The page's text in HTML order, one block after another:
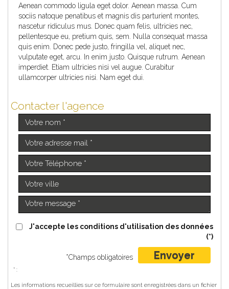
Aenean commodo ligula eget dolor. Aenean massa. Cum
sociis natoque penatibus et magnis dis parturient montes,
nascetur ridiculus mus. Donec quam felis, ultricies nec,
pellentesque eu, pretium quis, sem. Nulla consequat massa
quis enim. Donec pede justo, fringilla vel, aliquet nec,
vulputate eget, arcu. In enim justo. Quisque rutrum. Aenean
imperdiet. Etiam ultricies nisi vel augue. Curabitur
ullamcorper ultricies nisi. Nam eget dui.
Contacter l'agence
J'accepte les conditions d'utilisation des données
(*)
Envoyer
*Champs obligatoires
* :
Les informations recueillies sur ce formulaire sont enregistrées dans un fichier